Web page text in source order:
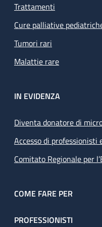
Trattamenti
Cure palliative
Tumori rari
Malattie rare
IN EVIDENZA
Diventa donatore di
Accesso di
Comitato Regionale per
COME FARE PER
PROFESSIONISTI